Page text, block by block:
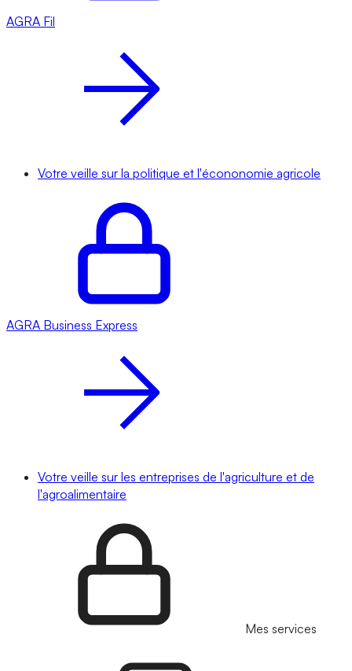
AGRA Fil
Votre veille sur la politique et l'écononomie agricole
AGRA Business Express
Votre veille sur les entreprises de l'agriculture et de
l'agroalimentaire
Mes services